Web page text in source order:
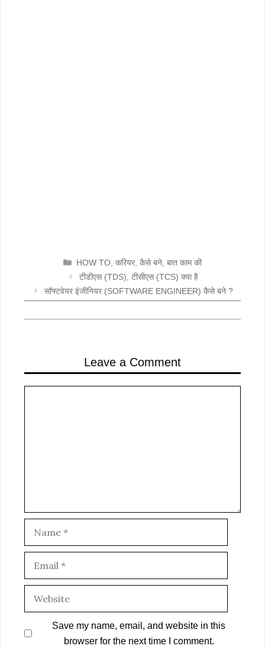
CATEGORIES
HOW TO, करियर, कैसे बने, बात काम की
टीडीएस (TDS), टीसीएस (TCS) क्या है
सॉफ्टवेयर इंजीनियर (SOFTWARE ENGINEER) कैसे बने ?
Leave a Comment
Save my name, email, and website in this
browser for the next time I comment.